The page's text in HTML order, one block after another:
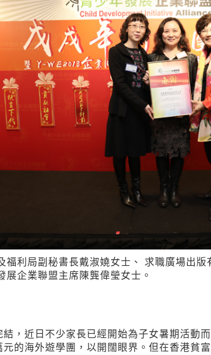
福利局副秘書長戴淑嬈女士、 求職廣場出
展企業聯盟主席陳龔偉瑩女士。
結，近日不少家長已經開始為子女暑期活動
元的海外遊學團，以開闊眼界。但在香港貧